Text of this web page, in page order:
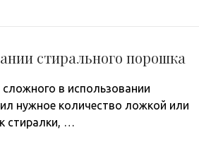
стирального порошка
в использовании
нужное количество ложкой или
стиралки, …